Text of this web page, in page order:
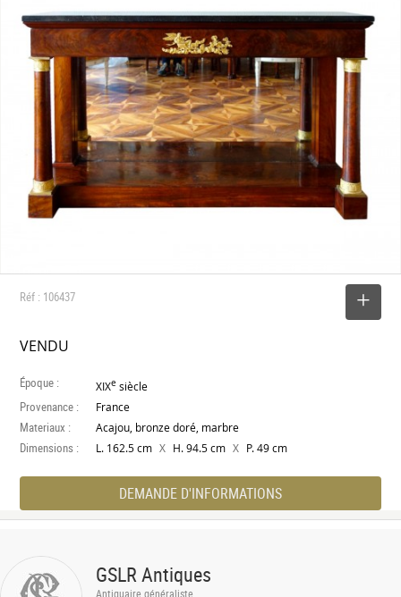
Réf : 106437
VENDU
Époque : XIXe siècle
Provenance : France
Materiaux : Acajou, bronze doré, marbre
Dimensions : L. 162.5 cm X H. 94.5 cm X P. 49 cm
DEMANDE D'INFORMATIONS
GSLR Antiques
Antiquaire généraliste